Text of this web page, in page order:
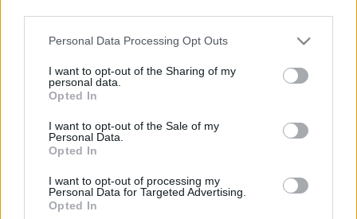
Please note that this website/app uses one or more Google
not limited to your visit or usage behaviour. You may click to
grant or deny consent to Google and its third-party tags to
use your data for below specified purposes in below Google
consent section.
Personal Data Processing Opt Outs
I want to opt-out of the Sharing of my
personal data.
Opted In
I want to opt-out of the Sale of my
Personal Data.
Opted In
I want to opt-out of processing my
Personal Data for Targeted Advertising.
Opted In
minden esztendőben megrendeznek, egyedül a kétévente
tartott Velencei Biennálé tekint vissza komolyabb múltra. Az
első ízben 1954-ben megszervezett kiállítás mára
Magyarország legjelentősebb kortárs képzőművészeti
Nyitókép: érdeklődők a 68. Vásárhelyi Őszi Tárlat